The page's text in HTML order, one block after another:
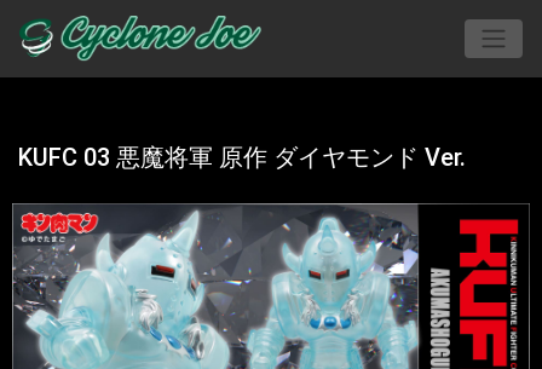
KUFC 03 悪魔将軍 原作 ダイヤモンド Ver.